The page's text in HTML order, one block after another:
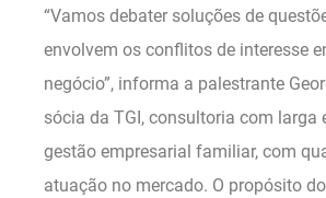
“Vamos debater soluções de
envolvem os conflitos de interesse
negócio”, informa a palestrante
sócia da TGI, consultoria com larga
gestão empresarial familiar, com
atuação no mercado. O propósito